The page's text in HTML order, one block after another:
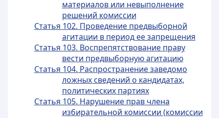
материалов или невыполнение
решений комиссии
Статья 102. Проведение предвыборной
агитации в период ее запрещения
Статья 103. Воспрепятствование праву
вести предвыборную агитацию
Статья 104. Распространение заведомо
ложных сведений о кандидатах,
политических партиях
Статья 105. Нарушение прав члена
избирательной комиссии (комиссии